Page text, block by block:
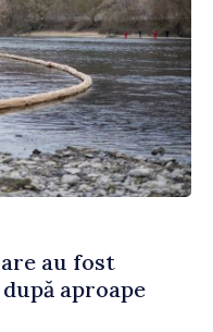
au fost
aproape